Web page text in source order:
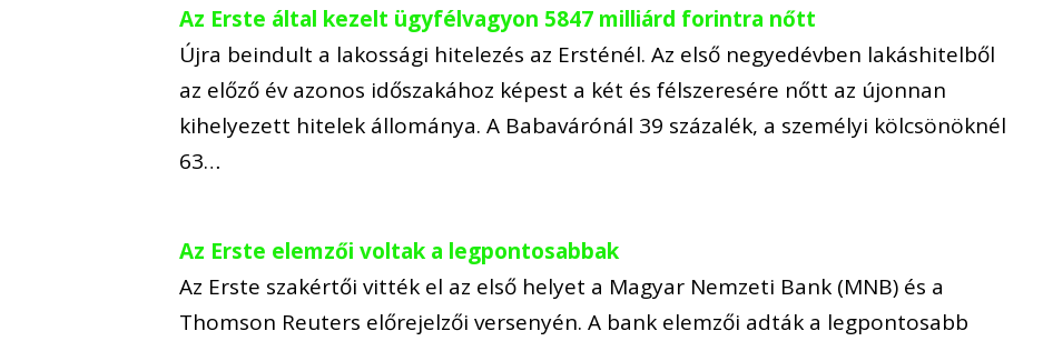
Az Erste által kezelt ügyfélvagyon 5847 milliárd forintra nőtt
Újra beindult a lakossági hitelezés az Ersténél. Az első negyedévben lakáshitelből
az előző év azonos időszakához képest a két és félszeresére nőtt az újonnan
kihelyezett hitelek állománya. A Babavárónál 39 százalék, a személyi kölcsönöknél
63…
Az Erste elemzői voltak a legpontosabbak
Az Erste szakértői vitték el az első helyet a Magyar Nemzeti Bank (MNB) és a
Thomson Reuters előrejelzői versenyén. A bank elemzői adták a legpontosabb